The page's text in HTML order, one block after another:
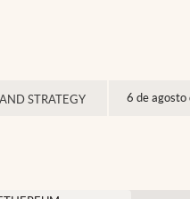
STRATEGY 6 de agosto